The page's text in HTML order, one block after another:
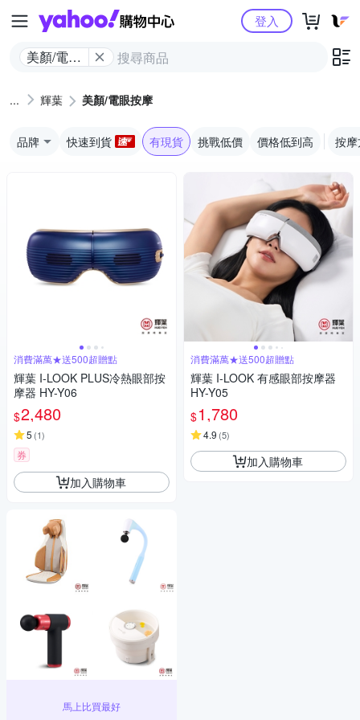
Yahoo購物中心
美顏/電眼
登入
輝葉 美顏/電眼按摩
品牌 快速到貨 有現貨 挑戰低價 價格低到高 按
消費滿萬★送500超贈點
輝葉 I-LOOK PLUS冷熱眼部按
摩器 HY-Y06
$2,480
5 (1)
券
加入購物車
馬上比買最好
消費滿萬★送500超贈點
輝葉 I-LOOK 有感眼部按摩器
HY-Y05
$1,780
4.9 (5)
加入購物車